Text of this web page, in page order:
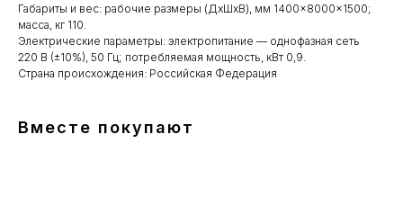
Габариты и вес: рабочие размеры (ДxШxВ), мм 1400×8000×1500;
масса, кг 110.
Электрические параметры: электропитание — однофазная сеть
220 В (±10%), 50 Гц; потребляемая мощность, кВт 0,9.
Страна происхождения: Российская Федерация
Вместе покупают